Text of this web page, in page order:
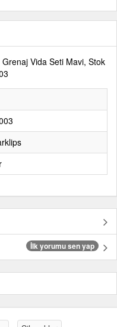
Vida Seti Mavi, Stok
İlk yorumu sen yap